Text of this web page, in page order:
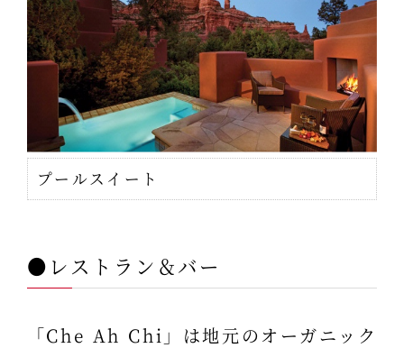
プールスイート
●レストラン＆バー
「Che Ah Chi」は地元のオーガニック